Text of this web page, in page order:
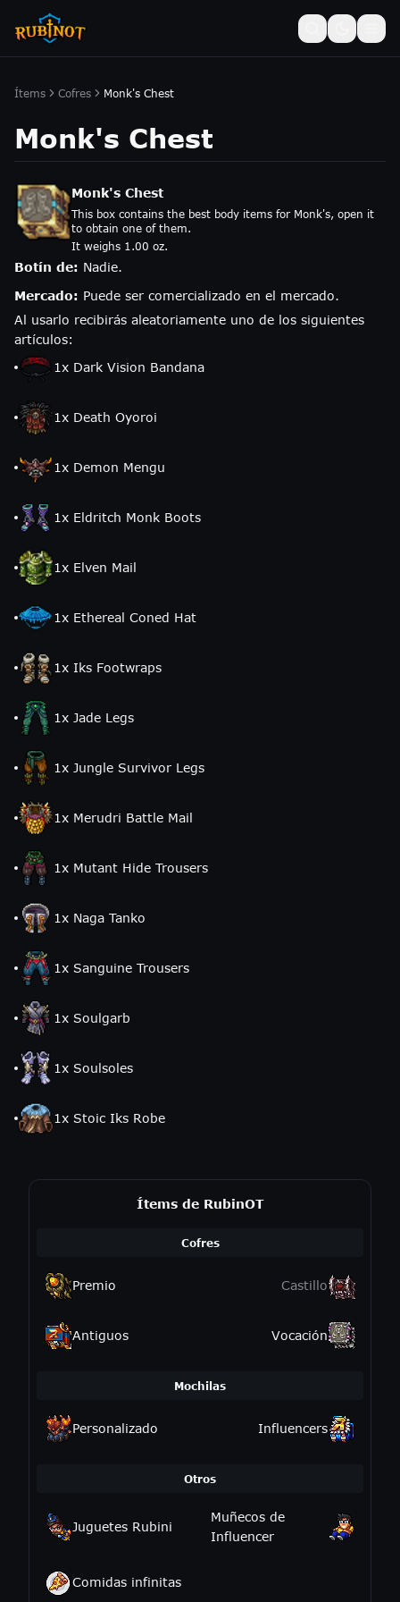
Ítems Cofres Monk's Chest
Monk's Chest
Monk's Chest
This box contains the best body items for Monk's, open it
to obtain one of them.
It weighs 1.00 oz.
Botín de: Nadie.
Mercado: Puede ser comercializado en el mercado.
Al usarlo recibirás aleatoriamente uno de los siguientes
artículos:
1x Dark Vision Bandana
1x Death Oyoroi
1x Demon Mengu
1x Eldritch Monk Boots
1x Elven Mail
1x Ethereal Coned Hat
1x Iks Footwraps
1x Jade Legs
1x Jungle Survivor Legs
1x Merudri Battle Mail
1x Mutant Hide Trousers
1x Naga Tanko
1x Sanguine Trousers
1x Soulgarb
1x Soulsoles
1x Stoic Iks Robe
Ítems de RubinOT
Cofres
Premio Castillo
Antiguos Vocación
Mochilas
Personalizado Influencers
Otros
Juguetes Rubini
Muñecos de
Influencer
Comidas infinitas